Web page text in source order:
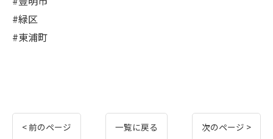
#緑区
#東浦町
< 前のページ 一覧に戻る 次のページ >